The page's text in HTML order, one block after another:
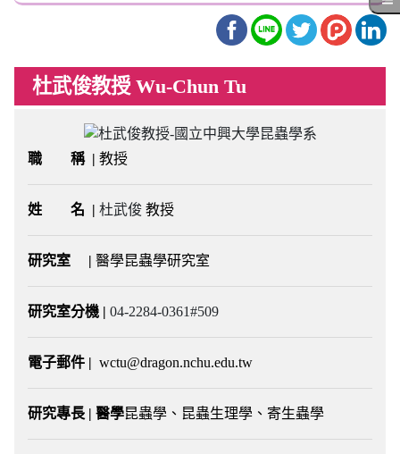
杜武俊教授 Wu-Chun Tu
職 稱 | 教授
姓 名 | 杜武俊 教授
研究室 | 醫學昆蟲學研究室
研究室分機 | 04-2284-0361#509
電子郵件 | wctu@dragon.nchu.edu.tw
研究專長 | 醫學昆蟲學、昆蟲生理學、寄生蟲學